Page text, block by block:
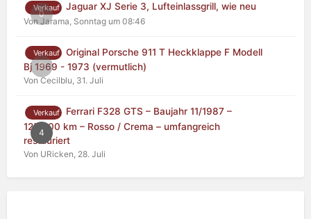
0
Verkauf Jaguar XJ Serie 3, Lufteinlassgrill, wie neu
Von Jarama, Sonntag um 08:46
0
Verkauf
Original Porsche 911 T Heckklappe F Modell
Bj 1969 - 1973 (vermutlich)
Von Cecilblu, 31. Juli
4
Verkauf
Ferrari F328 GTS – Baujahr 11/1987 –
125.000 km – Rosso / Crema – umfangreich
restauriert
Von URicken, 28. Juli